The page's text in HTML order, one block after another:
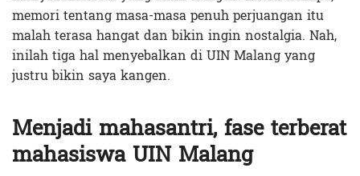
memori tentang masa-masa penuh perjuangan itu
malah terasa hangat dan bikin ingin nostalgia. Nah,
inilah tiga hal menyebalkan di UIN Malang yang
justru bikin saya kangen.
Menjadi mahasantri, fase terberat
mahasiswa UIN Malang